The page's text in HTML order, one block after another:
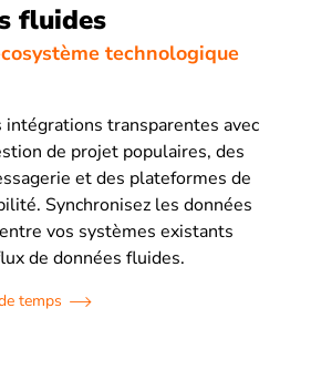
fluides
technologique
intégrations transparentes avec
de projet populaires, des
et des plateformes de
Synchronisez les données
vos systèmes existants
de données fluides.
temps